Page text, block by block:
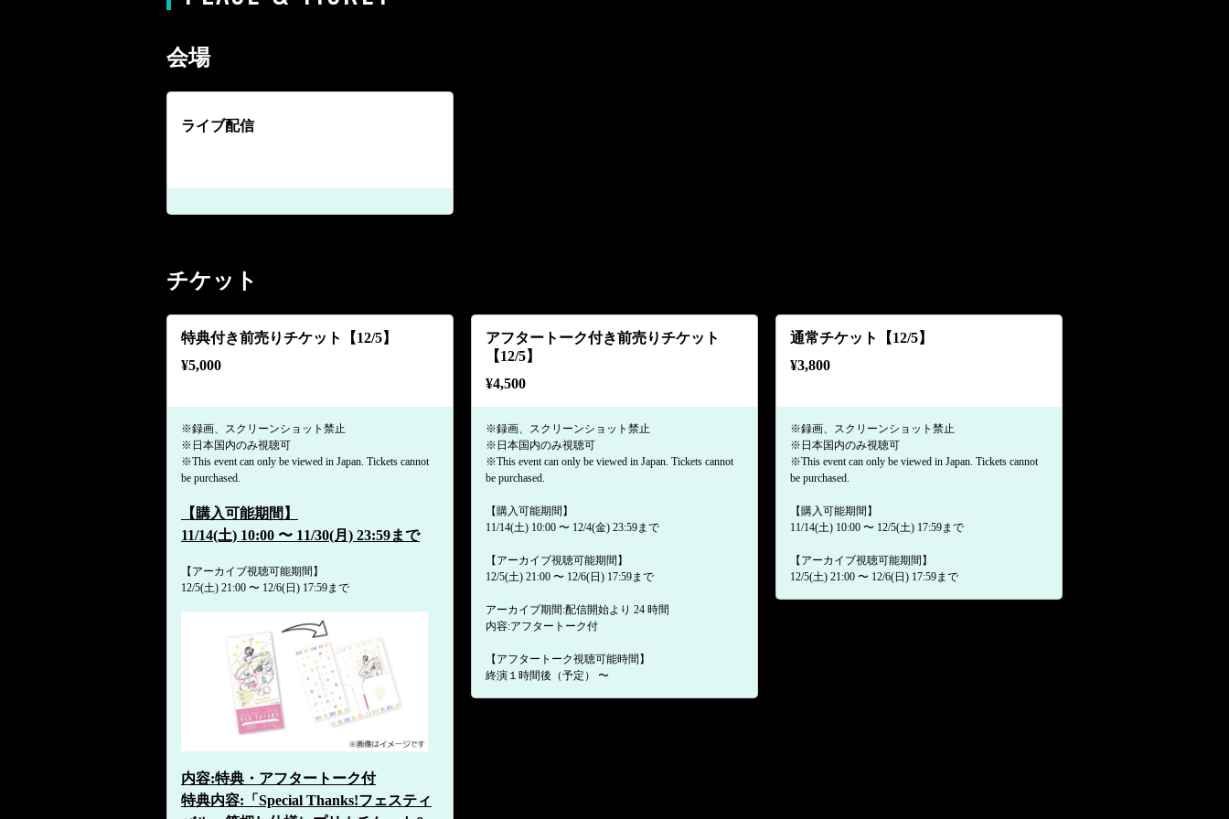
会場
ライブ配信
チケット
特典付き前売りチケット【12/5】
¥5,000
※録画、スクリーンショット禁止
※日本国内のみ視聴可
※This event can only be viewed in Japan. Tickets cannot
be purchased.
【購入可能期間】
11/14(土) 10:00 〜 11/30(月) 23:59まで
【アーカイブ視聴可能期間】
12/5(土) 21:00 〜 12/6(日) 17:59まで
内容:特典・アフタートーク付
特典内容:「Special Thanks!フェスティ
アフタートーク付き前売りチケット
【12/5】
¥4,500
※録画、スクリーンショット禁止
※日本国内のみ視聴可
※This event can only be viewed in Japan. Tickets cannot
be purchased.
【購入可能期間】
11/14(土) 10:00 〜 12/4(金) 23:59まで
【アーカイブ視聴可能期間】
12/5(土) 21:00 〜 12/6(日) 17:59まで
アーカイブ期間:配信開始より 24 時間
内容:アフタートーク付
【アフタートーク視聴可能時間】
終演１時間後（予定） 〜
通常チケット【12/5】
¥3,800
※録画、スクリーンショット禁止
※日本国内のみ視聴可
※This event can only be viewed in Japan. Tickets cannot
be purchased.
【購入可能期間】
11/14(土) 10:00 〜 12/5(土) 17:59まで
【アーカイブ視聴可能期間】
12/5(土) 21:00 〜 12/6(日) 17:59まで